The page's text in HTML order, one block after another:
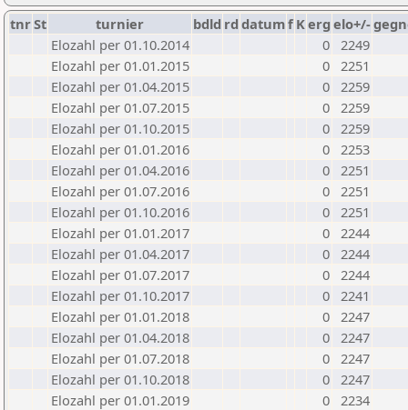
tnrSt turnier bdld rd datumf Kerg elo+/-
Elozahl per 01.10.2014
0 2249
Elozahl per 01.01.2015
0 2251
Elozahl per 01.04.2015
0 2259
Elozahl per 01.07.2015
0 2259
Elozahl per 01.10.2015
0 2259
Elozahl per 01.01.2016
0 2253
Elozahl per 01.04.2016
0 2251
Elozahl per 01.07.2016
0 2251
Elozahl per 01.10.2016
0 2251
Elozahl per 01.01.2017
0 2244
Elozahl per 01.04.2017
0 2244
Elozahl per 01.07.2017
0 2244
Elozahl per 01.10.2017
0 2241
Elozahl per 01.01.2018
0 2247
Elozahl per 01.04.2018
0 2247
Elozahl per 01.07.2018
0 2247
Elozahl per 01.10.2018
0 2247
Elozahl per 01.01.2019
0 2234